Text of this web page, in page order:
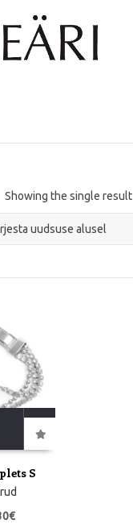
Showing the single result
S
€